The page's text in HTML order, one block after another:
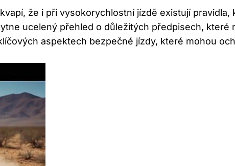
že i při vysokorychlostní jízdě existují pravidla,
ucelený přehled o důležitých předpisech, které
aspektech bezpečné jízdy, které mohou